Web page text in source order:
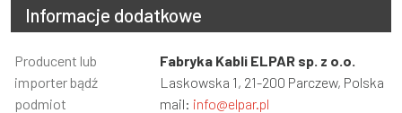
Informacje dodatkowe
Informacja
Wartość
Producent lub
importer bądź
podmiot
Fabryka Kabli ELPAR sp. z o.o.
Laskowska 1, 21-200 Parczew, Polska
mail: info@elpar.pl